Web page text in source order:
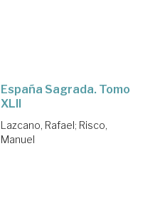
España Sagrada. Tomo
XLII
Lazcano, Rafael; Risco,
Manuel